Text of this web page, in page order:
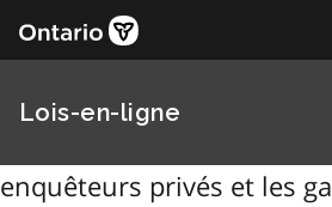
Lois-en-ligne
enquêteurs privés et les